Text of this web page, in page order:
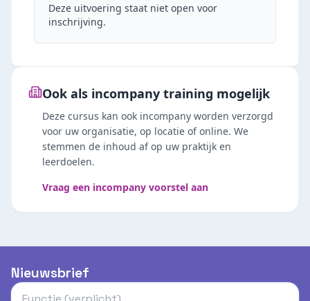
Deze uitvoering staat niet open voor
inschrijving.
Ook als incompany training mogelijk
Deze cursus kan ook incompany worden verzorgd
voor uw organisatie, op locatie of online. We
stemmen de inhoud af op uw praktijk en
leerdoelen.
Vraag een incompany voorstel aan
Nieuwsbrief